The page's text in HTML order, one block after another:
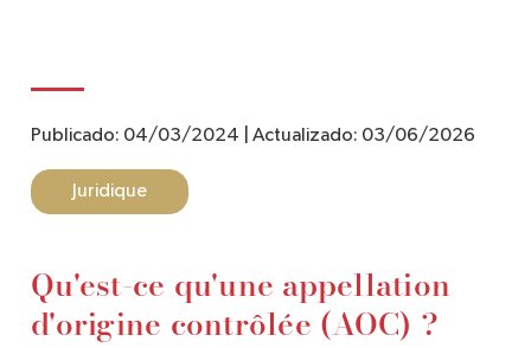
Publicado: 04/03/2024 Actualizado: 03/06/2026
Juridique
Qu'est-ce qu'une appellation
d'origine contrôlée (AOC) ?